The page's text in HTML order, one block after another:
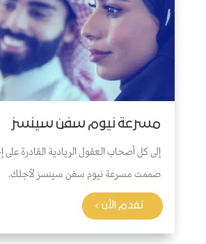
مسرعة نيوم سفن سينسز
إلى كل أصحاب العقول الريادية القادرة على
صممت مسرعة نيوم سفن سينسز لأجلك.
تقدم الأن